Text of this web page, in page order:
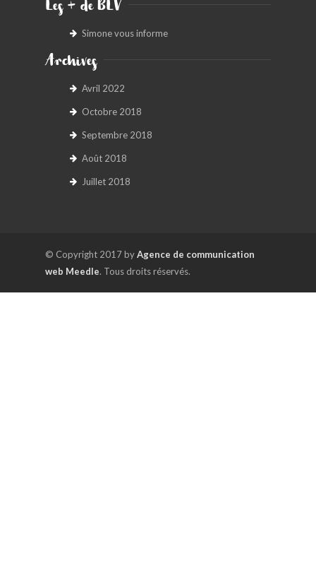
Les + de BLV
Simone vous informe
Archives
Avril 2022
Octobre 2018
Septembre 2018
Août 2018
Juillet 2018
© Copyright 2017 byAgence de communication
web Meedle. Tous droits réservés.